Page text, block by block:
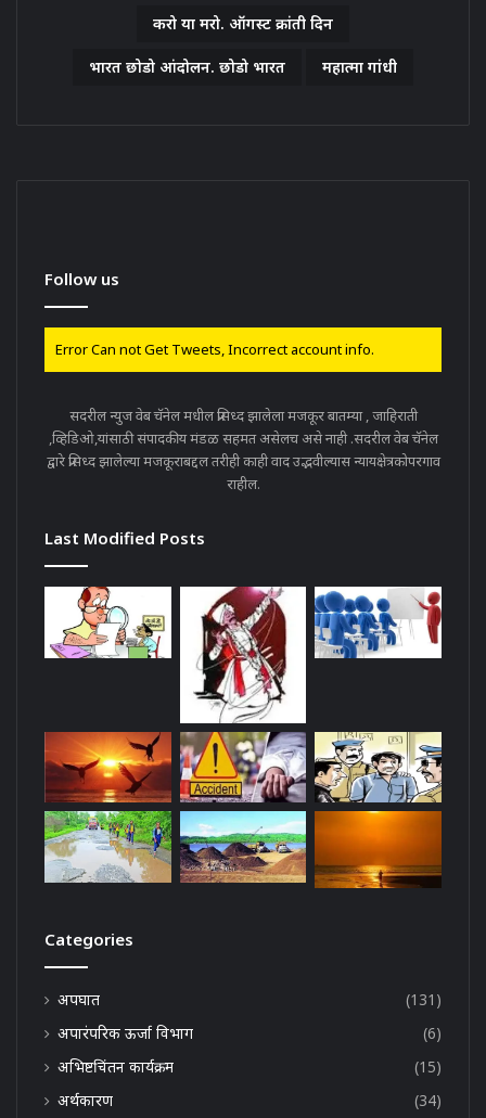
करो या मरो. ऑगस्ट क्रांती दिन
भारत छोडो आंदोलन. छोडो भारत महात्मा गांधी
Follow us
Error Can not Get Tweets, Incorrect account info.
सदरील न्युज वेब चॅनेल मधील प्रसिध्द झालेला मजकूर बातम्या , जाहिराती
,व्हिडिओ,यांसाठी संपादकीय मंडळ सहमत असेलच असे नाही .सदरील वेब चॅनेल
द्वारे प्रसिध्द झालेल्या मजकूराबद्दल तरीही काही वाद उद्भवील्यास न्यायक्षेत्रकोपरगाव
राहील.
Last Modified Posts
Categories
अपघात
(131)
अपारंपरिक ऊर्जा विभाग
(6)
अभिष्टचिंतन कार्यक्रम
(15)
अर्थकारण
(34)